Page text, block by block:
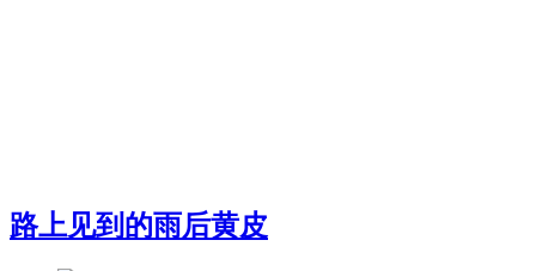
路上见到的雨后黄皮